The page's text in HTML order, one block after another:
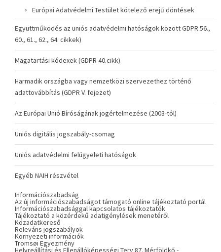
Európai Adatvédelmi Testület kötelező erejű döntések
Együttműködés az uniós adatvédelmi hatóságok között GDPR 56.,
60., 61., 62., 64. cikkek)
Magatartási kódexek (GDPR 40.cikk)
Harmadik országba vagy nemzetközi szervezethez történő
adattovábbítás (GDPR V. fejezet)
Az Európai Unió Bíróságának jogértelmezése (2003-tól)
Uniós digitális jogszabály-csomag
Uniós adatvédelmi felügyeleti hatóságok
Egyéb NAIH részvétel
Információszabadság
Az új információszabadságot támogató online tájékoztató portál
Információszabadsággal kapcsolatos tájékoztatók
Tájékoztató a közérdekű adatigénylések menetéről
Közadatkereső
Releváns jogszabályok
Környezeti információk
Tromsøi Egyezmény
Helyreállítási és Ellenállóképességi Terv 87. Mérföldkő -